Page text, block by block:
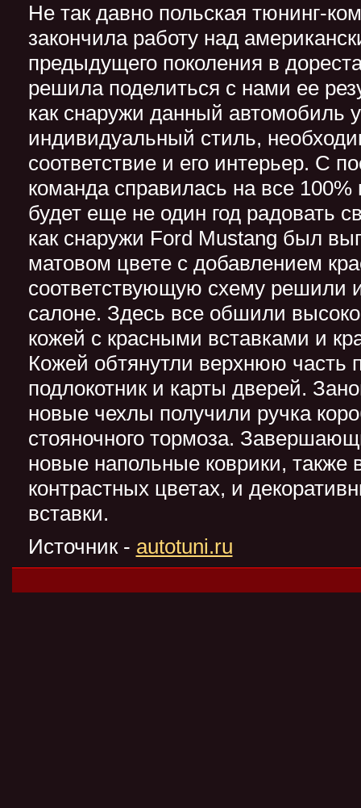
Не так давно польская тюнинг-
закончила работу над
предыдущего поколения в
решила поделиться с нами ее
как снаружи данный автомобиль
индивидуальный стиль,
соответствие и его интерьер. С
команда справилась на все 100%
будет еще не один год радовать
как снаружи Ford Mustang был
матовом цвете с добавлением
соответствующую схему решили
салоне. Здесь все обшили
кожей с красными вставками и
Кожей обтянутли верхнюю часть
подлокотник и карты дверей.
новые чехлы получили ручка
стояночного тормоза.
новые напольные коврики, также
контрастных цветах, и
вставки.
Источник - autotuni.ru